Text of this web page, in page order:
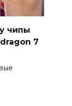
чипы
7